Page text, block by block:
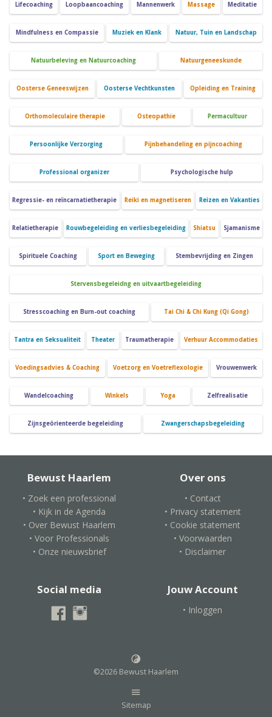
Lifecoaching Loopbaancoaching Mannenwerk Massage Meditatie
Mindfulness en Compassie Muziek en Klank Natuur, Tuin en Landschap
Natuurbeleving en Natuurcoaching Natuurgeneeskunde
Oosterse Geneeswijzen Oosterse Vechtkunsten Opleiding en Training
Orthomoleculaire therapie Osteopathie Permacultuur
Persoonlijke Verzorging Pijnbehandeling en pijncoaching
Professional organizer Psychologische hulp
Regressie- en reïncarnatietherapie Reiki en magnetiseren Reizen en Vakanties
Relatietherapie Rouwbegeleiding en verliesbegeleiding Shiatsu Sjamanisme
Spirituele Coaching Sport en Beweging Stembevrijding en Zingen
Stervensbegeleidng en uitvaartbegeleiding
Stresscoaching en Burn-out coaching Tai Chi & Chi Kung (Qi Gong)
Tantra en Seksualiteit Theater Traumatherapie Verhuur Accommodaties
Voedingsadvies & Coaching Voetzorg en Voetreflexologie Vrouwenwerk
Wandelcoaching Winkels Yoga Zelfrealisatie
Zijnsgeörienteerde begeleiding Zwangerschapsbegeleiding
Bewust Haarlem
• Zoek een professional
• Kijk in de Agenda
• Over Bewust Haarlem
• Voor Professionals
• Onze nieuwsbrief
Over ons
• Contact
• Privacy statement
• Cookie statement
• Voorwaarden
• Disclaimer
Social media Jouw Account
• Inloggen
©2026 Bewust Haarlem
Sitemap